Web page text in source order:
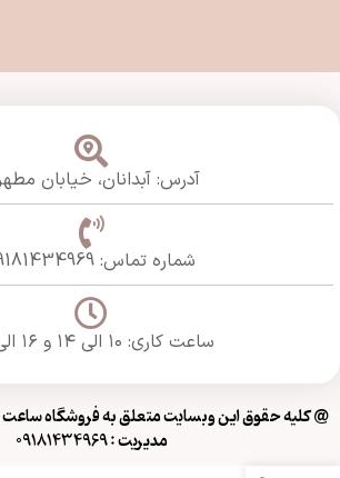
آدرس: آبدانان، خیابان
شماره تماس: 09181434969
ساعت کاری: ۱۰ الی ۱۴ و ۱۶ الی ۲۲
@ کلیه حقوق این وبسایت متعلق به فروشگاه
مدیریت : 09181434969